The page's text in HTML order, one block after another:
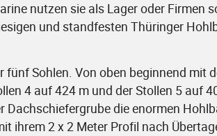
nutzen sie als Lager oder Firmen
und standfesten Thüringer
fünf Sohlen. Von oben beginnend mit
4 auf 424 m und der Stollen 5 auf
Dachschiefergrube die enormen
ihrem 2 x 2 Meter Profil nach